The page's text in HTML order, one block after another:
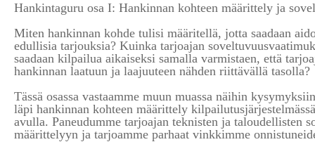
Hankintaguru osa I: Hankinnan kohteen määrittely ja
Miten hankinnan kohde tulisi määritellä, jotta saadaan
edullisia tarjouksia? Kuinka tarjoajan
saadaan kilpailua aikaiseksi samalla varmistaen, että
hankinnan laatuun ja laajuuteen nähden riittävällä tasolla?
Tässä osassa vastaamme muun muassa näihin
läpi hankinnan kohteen määrittely
avulla. Paneudumme tarjoajan teknisten ja taloudellisten
määrittelyyn ja tarjoamme parhaat vinkkimme